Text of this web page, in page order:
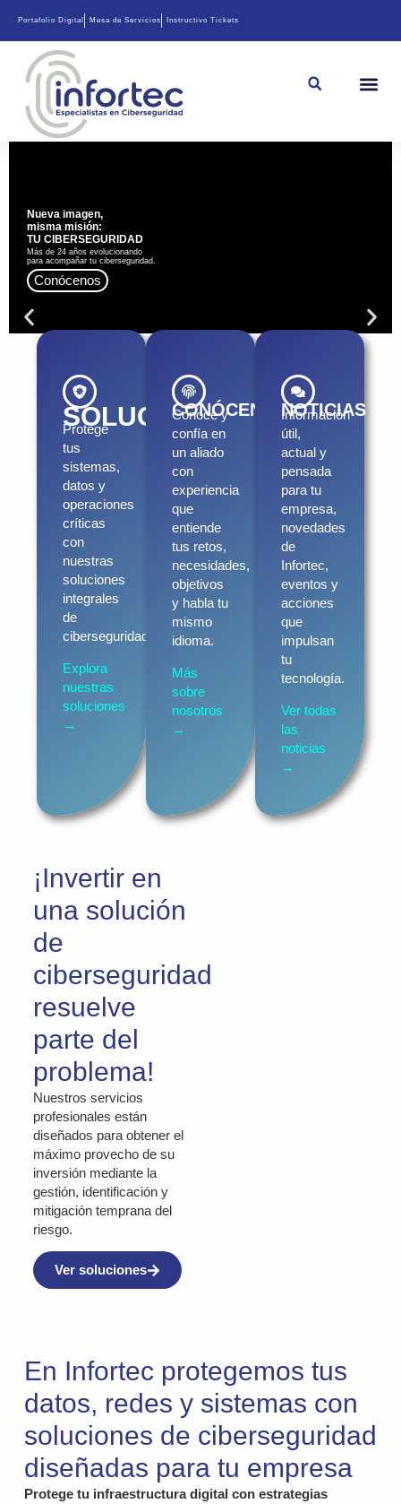
Portafolio Digital Mesa de Servicios Instructivo Tickets
Nueva imagen,
misma misión:
TU CIBERSEGURIDAD
Más de 24 años evolucionando
para acompañar tu ciberseguridad.
Conócenos
SOLUCIONES
Protege
tus
sistemas,
datos y
operaciones
críticas
con
nuestras
soluciones
integrales
de
ciberseguridad.
Explora
nuestras
soluciones
→
CONÓCENOS
Conoce y
confía en
un aliado
con
experiencia
que
entiende
tus retos,
necesidades,
objetivos
y habla tu
mismo
idioma.
Más
sobre
nosotros
→
NOTICIAS
Información
útil,
actual y
pensada
para tu
empresa,
novedades
de
Infortec,
eventos y
acciones
que
impulsan
tu
tecnología.
Ver todas
las
noticias
→
¡Invertir en
una solución
de
ciberseguridad
resuelve
parte del
problema!
Nuestros servicios
profesionales están
diseñados para obtener el
máximo provecho de su
inversión mediante la
gestión, identificación y
mitigación temprana del
riesgo.
Ver soluciones
En Infortec protegemos tus
datos, redes y sistemas con
soluciones de ciberseguridad
diseñadas para tu empresa
Protege tu infraestructura digital con estrategias